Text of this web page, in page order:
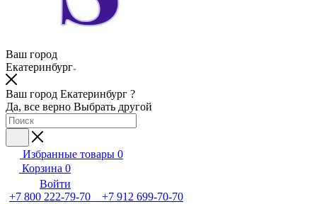
Ваш город
Екатеринбург
Ваш город Екатеринбург ?
Да, все верно Выбрать другой
Избранные товары 0
Корзина 0
Войти
+7 800 222-79-70 +7 912 699-70-70